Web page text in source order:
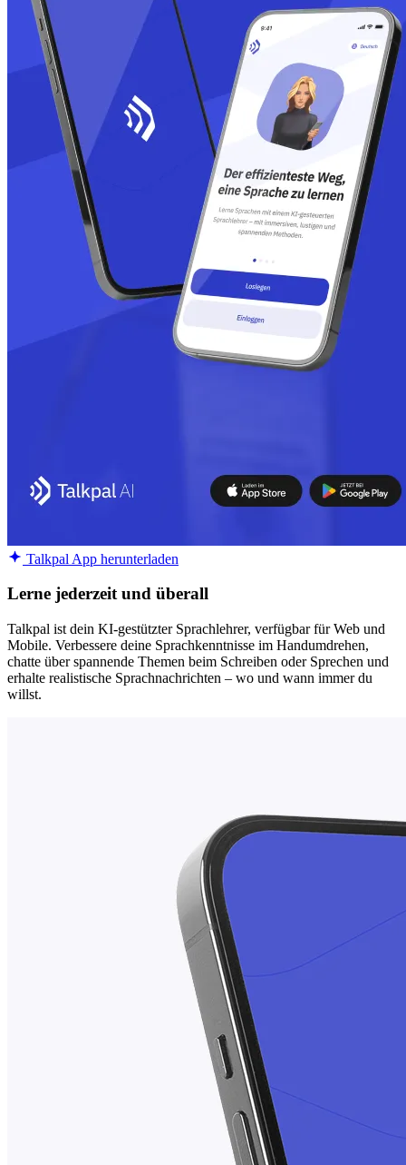
Talkpal App herunterladen
Lerne jederzeit und überall
Talkpal ist dein KI-gestützter Sprachlehrer, verfügbar für Web und
Mobile. Verbessere deine Sprachkenntnisse im Handumdrehen,
chatte über spannende Themen beim Schreiben oder Sprechen und
erhalte realistische Sprachnachrichten – wo und wann immer du
willst.